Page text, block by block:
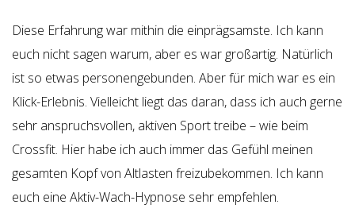
Diese Erfahrung war mithin die einprägsamste. Ich kann
euch nicht sagen warum, aber es war großartig. Natürlich
ist so etwas personengebunden. Aber für mich war es ein
Klick-Erlebnis. Vielleicht liegt das daran, dass ich auch gerne
sehr anspruchsvollen, aktiven Sport treibe – wie beim
Crossfit. Hier habe ich auch immer das Gefühl meinen
gesamten Kopf von Altlasten freizubekommen. Ich kann
euch eine Aktiv-Wach-Hypnose sehr empfehlen.